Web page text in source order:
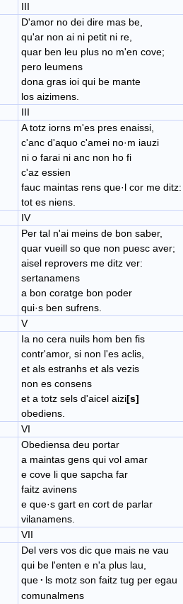
III
D'amor no dei dire mas be,
qu'ar non ai ni petit ni re,
quar ben leu plus no m'en cove;
pero leumens
​dona gras ioi qui be mante
​los aizimens.
III
A totz iorns m'es pres enaissi,
​c'anc d'aquo c'amei no·m iauzi
ni o farai ni anc non ho fi
​c'az essien
​fauc maintas rens que·l cor me ditz:
tot es niens.
IV
Per tal n'ai meins de bon saber,
quar vueill so que non puesc aver;
aisel reprovers me ditz ver:
sertanamens
​a bon coratge bon poder
qui·s ben sufrens.
V
Ia no cera nuils hom ben fis
contr'amor, si non l'es aclis,
et als estranhs et als vezis
non es consens
et a totz sels d'aicel aizi[s]
obediens.
VI
Obediensa deu portar
​a maintas gens qui vol amar
e cove li que sapcha far
faitz avinens
e que·​s gart en cort de parlar
vilanamens.
VII
Del vers vos dic que mais ne vau
qui be l'enten e n'a plus lau,
que· ls motz son faitz tug per egau
comunalmens